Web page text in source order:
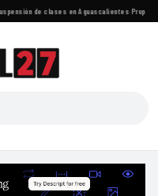
de clases en Aguascalientes·